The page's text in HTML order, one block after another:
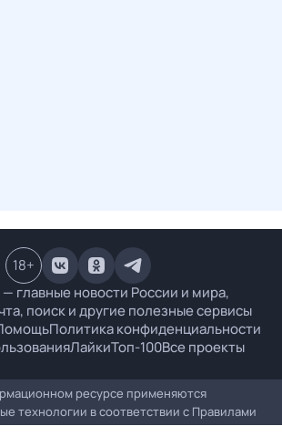
главные новости России и мира,
поиск и другие полезные сервисы
Политика конфиденциальности
ЛайкиТоп-100Все проекты
18+
ресурсе применяются
технологии в соответствии с Правилами